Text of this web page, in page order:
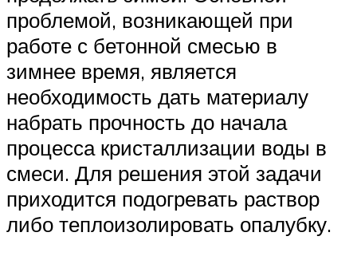
проблемой, возникающей при
работе с бетонной смесью в
зимнее время, является
необходимость дать материалу
набрать прочность до начала
процесса кристаллизации воды в
смеси. Для решения этой задачи
приходится подогревать раствор
либо теплоизолировать опалубку.